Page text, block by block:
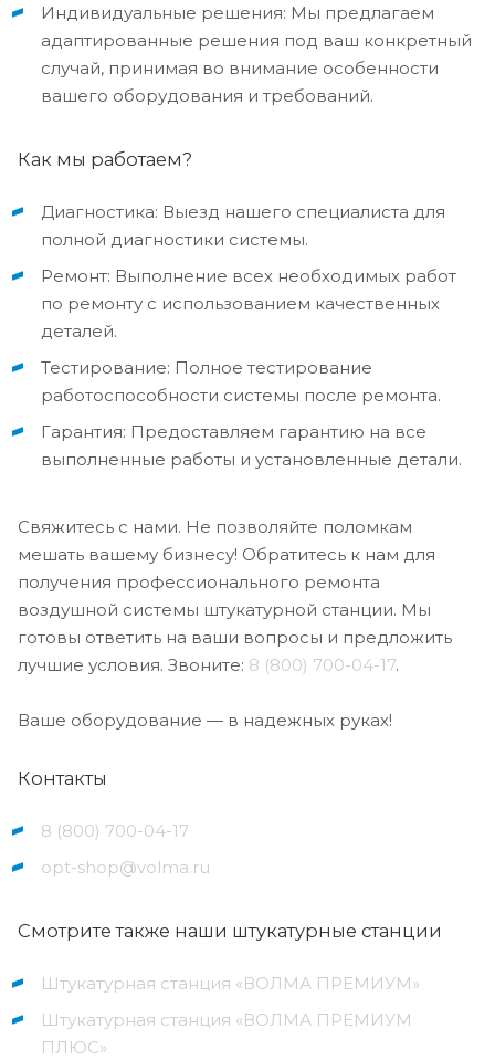
Индивидуальные решения: Мы предлагаем
адаптированные решения под ваш конкретный
случай, принимая во внимание особенности
вашего оборудования и требований.
Как мы работаем?
Диагностика: Выезд нашего специалиста для
полной диагностики системы.
Ремонт: Выполнение всех необходимых работ
по ремонту с использованием качественных
деталей.
Тестирование: Полное тестирование
работоспособности системы после ремонта.
Гарантия: Предоставляем гарантию на все
выполненные работы и установленные детали.
Свяжитесь с нами. Не позволяйте поломкам
мешать вашему бизнесу! Обратитесь к нам для
получения профессионального ремонта
воздушной системы штукатурной станции. Мы
готовы ответить на ваши вопросы и предложить
лучшие условия. Звоните: 8 (800) 700-04-17.
Ваше оборудование — в надежных руках!
Контакты
8 (800) 700-04-17
opt-shop@volma.ru
Смотрите также наши штукатурные станции
Штукатурная станция «ВОЛМА ПРЕМИУМ»
Штукатурная станция «ВОЛМА ПРЕМИУМ
ПЛЮС»